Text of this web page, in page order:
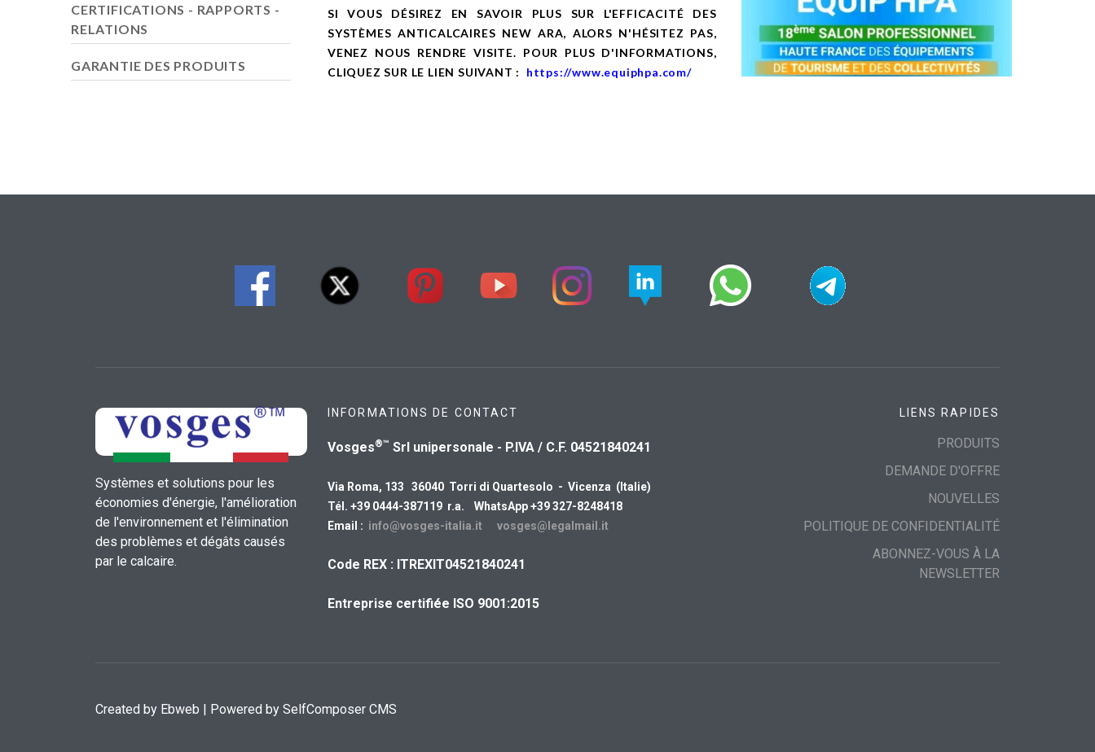
SI VOUS DÉSIREZ EN SAVOIR PLUS SUR L'EFFICACITÉ DES
SYSTÈMES ANTICALCAIRES NEW ARA, ALORS N'HÉSITEZ PAS,
VENEZ NOUS RENDRE VISITE. POUR PLUS D'INFORMATIONS,
CLIQUEZ SUR LE LIEN SUIVANT :
https://www.equiphpa.com/
CERTIFICATIONS - RAPPORTS -
RELATIONS
GARANTIE DES PRODUITS
Systèmes et solutions pour les
économies d'énergie, l'amélioration
de l'environnement et l'élimination
des problèmes et dégâts causés
par le calcaire.
INFORMATIONS DE CONTACT
Vosges®™ Srl unipersonale - P.IVA / C.F. 04521840241
Via Roma, 133 36040 Torri di Quartesolo - Vicenza (Italie)
Tél. +39 0444-387119 r.a. WhatsApp +39 327-8248418
Email : info@vosges-italia.it vosges@legalmail.it
Code REX : ITREXIT04521840241
Entreprise certifiée ISO 9001:2015
LIENS RAPIDES
PRODUITS
DEMANDE D'OFFRE
NOUVELLES
POLITIQUE DE CONFIDENTIALITÉ
ABONNEZ-VOUS À LA
NEWSLETTER
Created by Ebweb | Powered by SelfComposer CMS